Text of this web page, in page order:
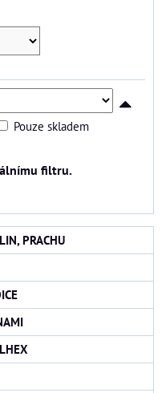
Pouze skladem
PRACHU